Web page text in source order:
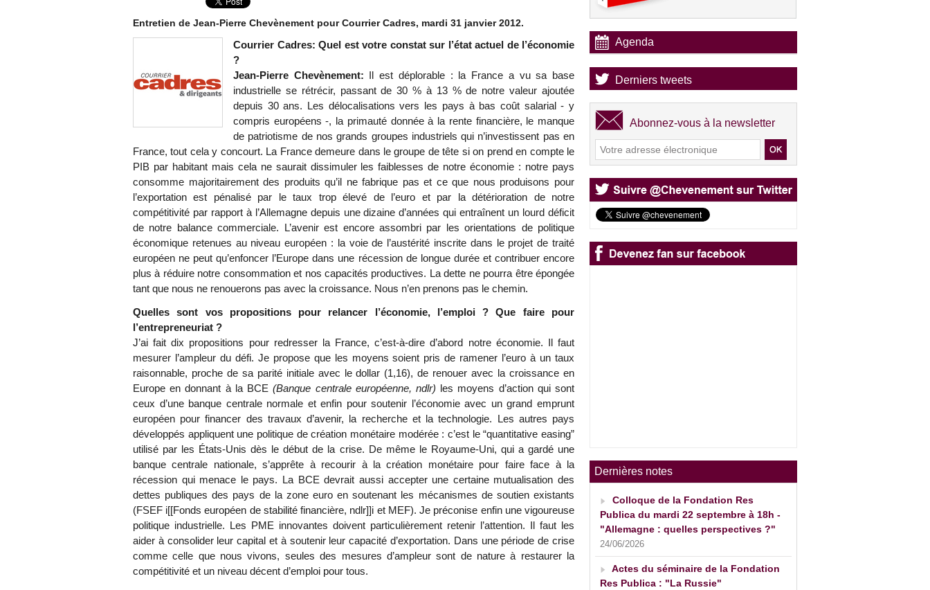
Entretien de Jean-Pierre Chevènement pour Courrier Cadres, mardi 31 janvier 2012.
Courrier Cadres: Quel est votre constat sur l’état actuel de l’économie
?
Jean-Pierre Chevènement: Il est déplorable : la France a vu sa base
industrielle se rétrécir, passant de 30 % à 13 % de notre valeur ajoutée
depuis 30 ans. Les délocalisations vers les pays à bas coût salarial - y
compris européens -, la primauté donnée à la rente financière, le manque
de patriotisme de nos grands groupes industriels qui n’investissent pas en
France, tout cela y concourt. La France demeure dans le groupe de tête si on prend en compte le
PIB par habitant mais cela ne saurait dissimuler les faiblesses de notre économie : notre pays
consomme majoritairement des produits qu’il ne fabrique pas et ce que nous produisons pour
l’exportation est pénalisé par le taux trop élevé de l’euro et par la détérioration de notre
compétitivité par rapport à l’Allemagne depuis une dizaine d’années qui entraînent un lourd déficit
de notre balance commerciale. L’avenir est encore assombri par les orientations de politique
économique retenues au niveau européen : la voie de l’austérité inscrite dans le projet de traité
européen ne peut qu’enfoncer l’Europe dans une récession de longue durée et contribuer encore
plus à réduire notre consommation et nos capacités productives. La dette ne pourra être épongée
tant que nous ne renouerons pas avec la croissance. Nous n’en prenons pas le chemin.
Quelles sont vos propositions pour relancer l’économie, l’emploi ? Que faire pour
l’entrepreneuriat ?
J’ai fait dix propositions pour redresser la France, c’est-à-dire d’abord notre économie. Il faut
mesurer l’ampleur du défi. Je propose que les moyens soient pris de ramener l’euro à un taux
raisonnable, proche de sa parité initiale avec le dollar (1,16), de renouer avec la croissance en
Europe en donnant à la BCE(Banque centrale européenne, ndlr) les moyens d’action qui sont
ceux d’une banque centrale normale et enfin pour soutenir l’économie avec un grand emprunt
européen pour financer des travaux d’avenir, la recherche et la technologie. Les autres pays
développés appliquent une politique de création monétaire modérée : c’est le “quantitative easing”
utilisé par les États-Unis dès le début de la crise. De même le Royaume-Uni, qui a gardé une
banque centrale nationale, s’apprête à recourir à la création monétaire pour faire face à la
récession qui menace le pays. La BCE devrait aussi accepter une certaine mutualisation des
dettes publiques des pays de la zone euro en soutenant les mécanismes de soutien existants
(FSEF i[[Fonds européen de stabilité financière, ndlr]]i et MEF). Je préconise enfin une vigoureuse
politique industrielle. Les PME innovantes doivent particulièrement retenir l’attention. Il faut les
aider à consolider leur capital et à soutenir leur capacité d’exportation. Dans une période de crise
comme celle que nous vivons, seules des mesures d’ampleur sont de nature à restaurer la
compétitivité et un niveau décent d’emploi pour tous.
Agenda
Derniers tweets
Abonnez-vous à la newsletter
Dernières notes
Colloque de la Fondation Res
Publica du mardi 22 septembre à 18h -
"Allemagne : quelles perspectives ?"
24/06/2026
Actes du séminaire de la Fondation
Res Publica : "La Russie"